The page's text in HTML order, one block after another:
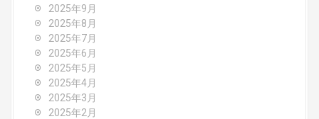
2025年9月
2025年8月
2025年7月
2025年6月
2025年5月
2025年4月
2025年3月
2025年2月